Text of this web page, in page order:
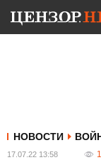
НОВОСТИ
17.07.22 13:58